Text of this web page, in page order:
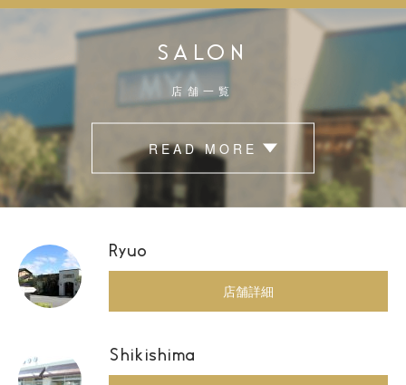
SALON
店舗一覧
READ MORE
Ryuo
店舗詳細
Shikishima